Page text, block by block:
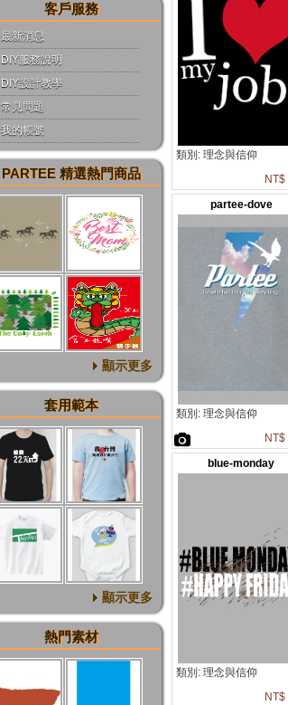
類別: 理念與信仰
partee-dove
類別: 理念與信仰
blue-monday
類別: 理念與信仰
NT$
客戶服務
最新消息
DIY服務說明
DIY設計教學
常見問題
我的帳號
PARTEE 精選熱門商品
顯示更多
套用範本
顯示更多
熱門素材